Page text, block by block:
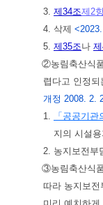
3. 제34조제2
4. 삭제
5. 제35조나
②농림축산식
렵다고 인정
개정 2008. 2.
1.
「공공기
지의 시설
2. 농지보전부
③농림축산식
따라 농지보